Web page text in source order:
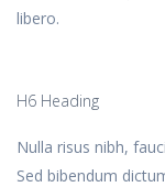
libero.
H6 Heading
Nulla risus nibh,
Sed bibendum